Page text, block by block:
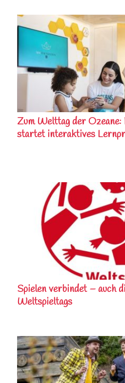
Zum Welttag der
startet interaktives
Spielen verbindet – auch
Weltspieltags